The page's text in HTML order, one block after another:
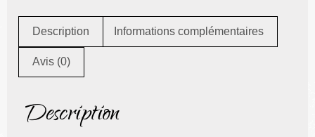
Description Informations complémentaires
Avis (0)
Description